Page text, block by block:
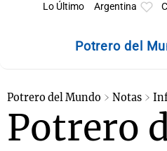
Lo Último Argentina
Potrero del
Potrero del Mundo Notas
Potrero